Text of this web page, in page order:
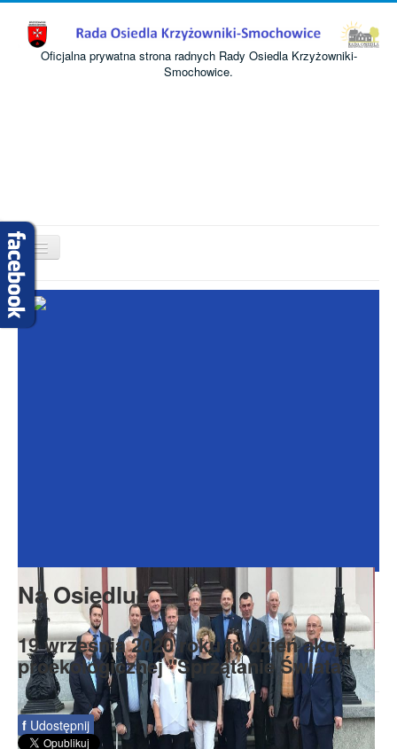
Oficjalna prywatna strona radnych Rady Osiedla Krzyżowniki-
Smochowice.
Przełącz
nawigację
Start
O nas
Rada Seniorów
Na Osiedlu
19 września 2020 roku to dzień akcji
proekologicznej "Sprzątanie Świata"
f Udostępnij